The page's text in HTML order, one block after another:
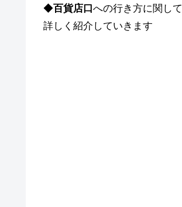
◆百貨店口への行き方に関して
詳しく紹介していきます